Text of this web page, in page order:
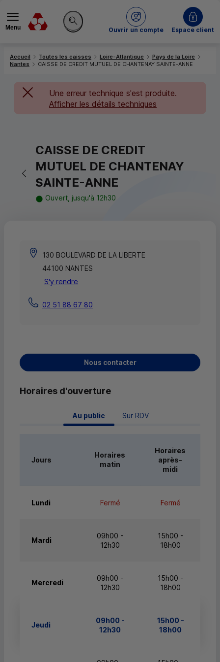
Menu
Rechercher sur le site
Ouvrir un compte
du Crédit MutuelEspace client
Accueil Toutes les caisses Loire-Atlantique
Pays de la Loire
Nantes
CAISSE DE CREDIT MUTUEL DE CHANTENAY SAINTE-ANNE
Une erreur technique s'est produite.
Afficher les détails techniques
Retour vers la page précédente
CAISSE DE CREDIT
MUTUEL DE CHANTENAY
SAINTE-ANNE
Ouvert, jusqu'à 12h30
130 BOULEVARD DE LA LIBERTE
44100 NANTES
S'y rendre
02 51 88 67 80
Nous contacter
Horaires d'ouverture
Au public Sur RDV
Jours
Horaires
matin
Horaires
après-
midi
Lundi Fermé Fermé
Mardi
09h00 -
12h30
15h00 -
18h00
Mercredi
09h00 -
12h30
15h00 -
18h00
Jeudi
09h00 -
12h30
15h00 -
18h00